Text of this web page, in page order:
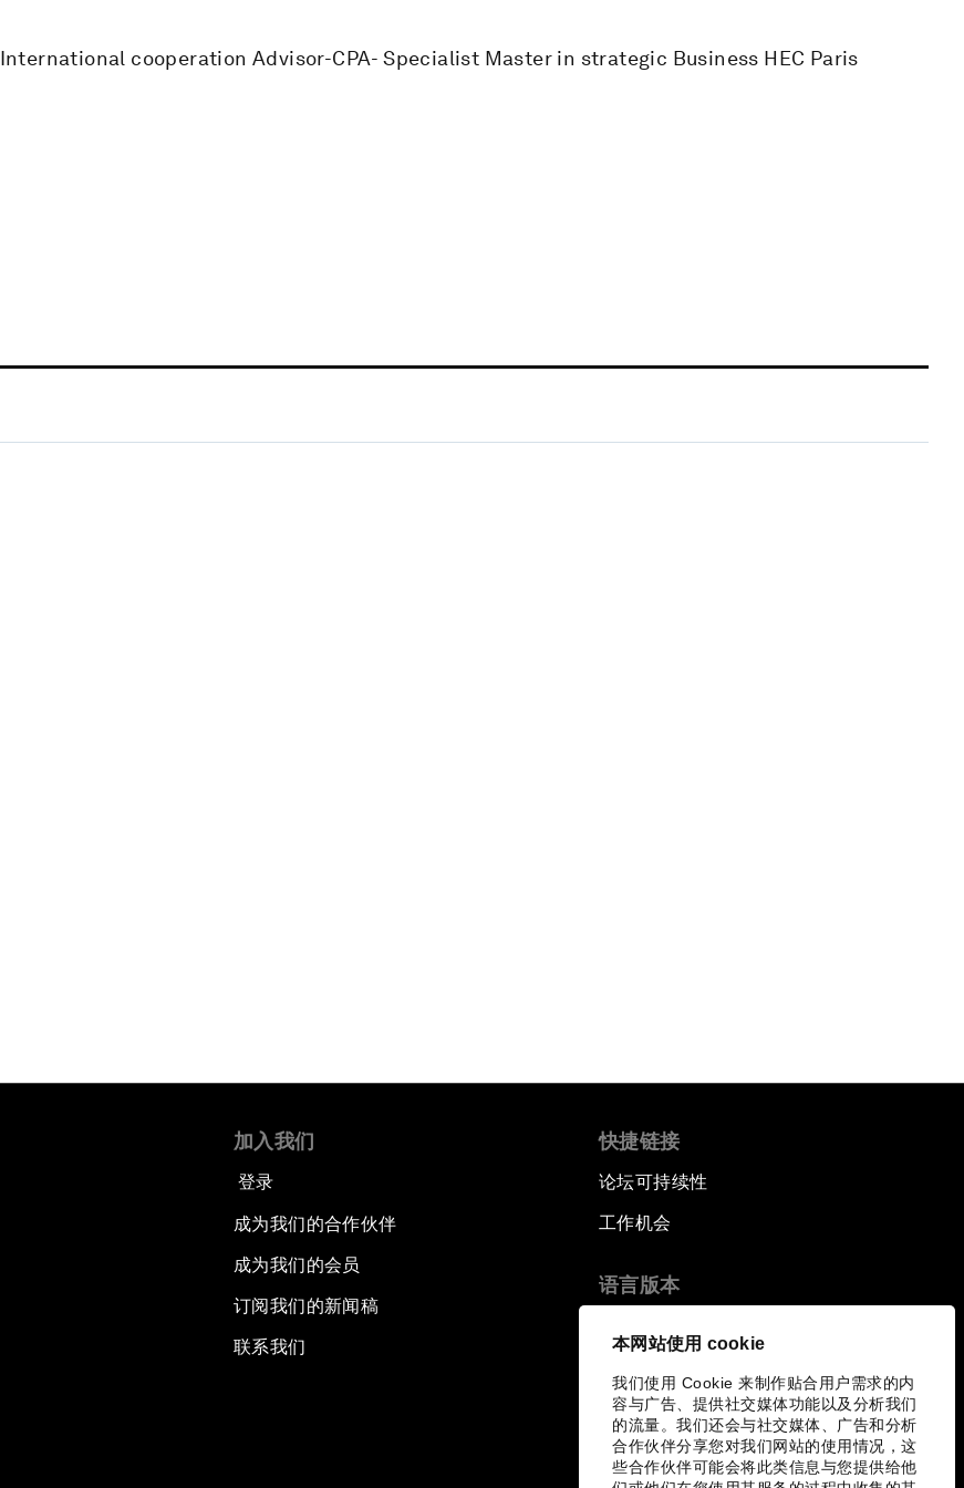
本网站使用 cookie
我们使用 Cookie 来制作贴合用户需求的内
容与广告、提供社交媒体功能以及分析我们
的流量。我们还会与社交媒体、广告和分析
合作伙伴分享您对我们网站的使用情况，这
些合作伙伴可能会将此类信息与您提供给他
International cooperation Advisor-CPA- Specialist Master in strategic Business HEC Paris
加入我们
登录
成为我们的合作伙伴
成为我们的会员
订阅我们的新闻稿
联系我们
快捷链接
论坛可持续性
工作机会
语言版本